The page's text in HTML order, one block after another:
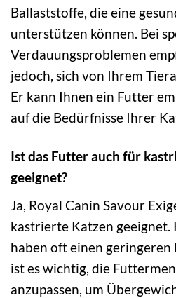
Ballaststoffe, die eine
unterstützen können. Bei
Verdauungsproblemen
jedoch, sich von Ihrem
Er kann Ihnen ein Futter
auf die Bedürfnisse Ihrer
Ist das Futter auch für
geeignet?
Ja, Royal Canin Savour
kastrierte Katzen
haben oft einen geringeren
ist es wichtig, die
anzupassen, um